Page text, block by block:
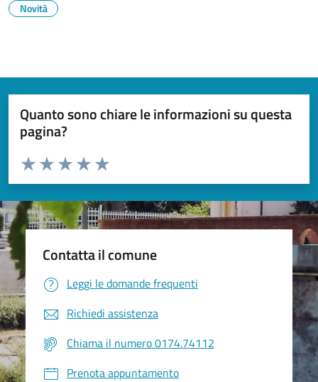
Novità
Quanto sono chiare le informazioni su questa
pagina?
Valuta da 1 a 5 stelle la pagina
Valuta 5 stelle su 5
Valuta 4 stelle su 5
Valuta 3 stelle su 5
Valuta 2 stelle su 5
Valuta 1 stelle su 5
Contatta il comune
Leggi le domande frequenti
Richiedi assistenza
Chiama il numero 0174.74112
Prenota appuntamento